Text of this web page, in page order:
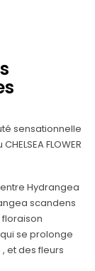
sensationnelle
FLOWER
Hydrangea
scandens
se prolonge
et des fleurs